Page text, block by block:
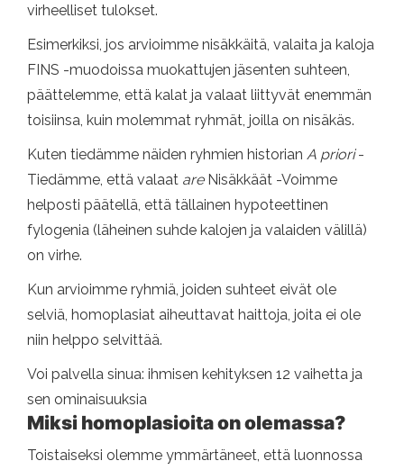
virheelliset tulokset.
Esimerkiksi, jos arvioimme nisäkkäitä, valaita ja kaloja
FINS -muodoissa muokattujen jäsenten suhteen,
päättelemme, että kalat ja valaat liittyvät enemmän
toisiinsa, kuin molemmat ryhmät, joilla on nisäkäs.
Kuten tiedämme näiden ryhmien historian A priori-
Tiedämme, että valaat areNisäkkäät -Voimme
helposti päätellä, että tällainen hypoteettinen
fylogenia (läheinen suhde kalojen ja valaiden välillä)
on virhe.
Kun arvioimme ryhmiä, joiden suhteet eivät ole
selviä, homoplasiat aiheuttavat haittoja, joita ei ole
niin helppo selvittää.
Voi palvella sinua: ihmisen kehityksen 12 vaihetta ja
sen ominaisuuksia
Miksi homoplasioita on olemassa?
Toistaiseksi olemme ymmärtäneet, että luonnossa